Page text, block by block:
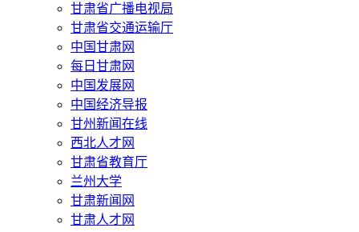
甘肃省广播电视局
甘肃省交通运输厅
中国甘肃网
每日甘肃网
中国发展网
中国经济导报
甘州新闻在线
西北人才网
甘肃省教育厅
兰州大学
甘肃新闻网
甘肃人才网